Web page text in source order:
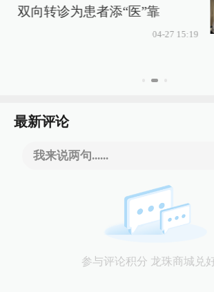
双向转诊为患者添“医”靠
04-27 15:19
最新评论
我来说两句......
参与评论积分 龙珠商城兑